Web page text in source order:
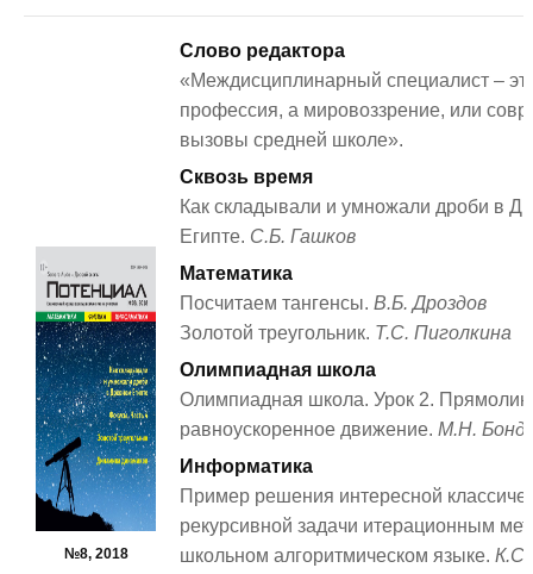
№8, 2018
Слово редактора
«Междисциплинарный специалист –
профессия, а мировоззрение, или
вызовы средней школе».
Сквозь время
Как складывали и умножали дроби в
Египте. С.Б. Гашков
Математика
Посчитаем тангенсы. В.Б. Дроздов
Золотой треугольник. Т.С. Пиголкина
Олимпиадная школа
Олимпиадная школа. Урок 2.
равноускоренное движение. М.Н.
Информатика
Пример решения интересной
рекурсивной задачи итерационным
школьном алгоритмическом языке. К.С.